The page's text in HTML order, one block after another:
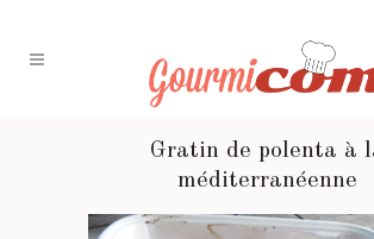
Gratin de polenta à
méditerranéenne